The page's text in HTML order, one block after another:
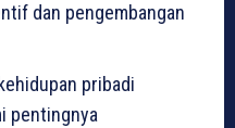
dan pengembangan
pribadi
pentingnya